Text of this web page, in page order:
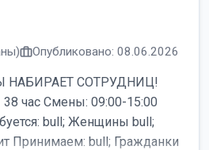
Опубликовано: 08.06.2026
СОТРУДНИЦ!
час Смены: 09:00-15:00
bull; Женщины bull;
Принимаем: bull; Гражданки